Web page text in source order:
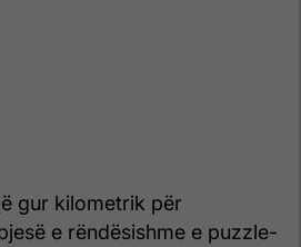
gur kilometrik për
e rëndësishme e puzzle-